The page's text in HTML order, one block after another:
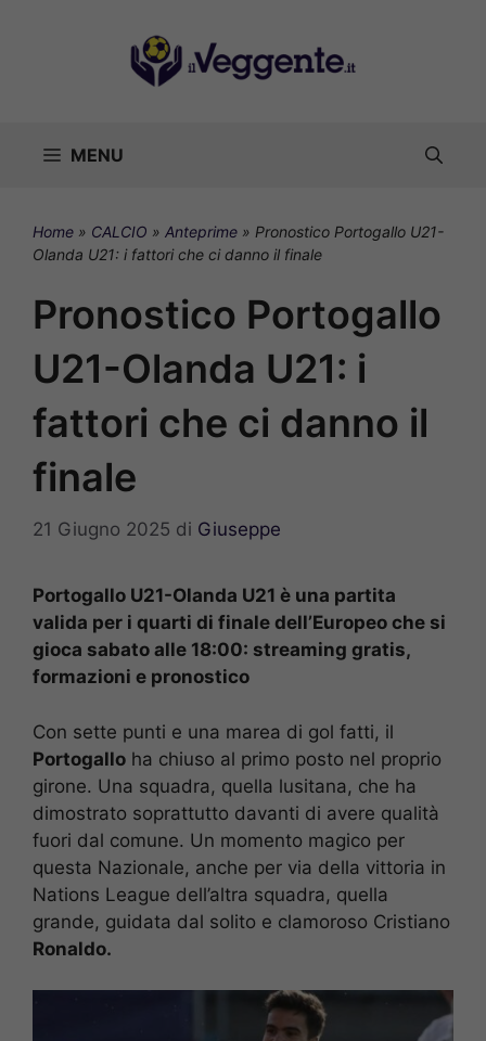
MENU
Home » CALCIO » Anteprime » Pronostico Portogallo U21-
Olanda U21: i fattori che ci danno il finale
Pronostico Portogallo
U21-Olanda U21: i
fattori che ci danno il
finale
21 Giugno 2025 di Giuseppe
Portogallo U21-Olanda U21 è una partita
valida per i quarti di finale dell’Europeo che si
gioca sabato alle 18:00: streaming gratis,
formazioni e pronostico
Con sette punti e una marea di gol fatti, il
Portogallo ha chiuso al primo posto nel proprio
girone. Una squadra, quella lusitana, che ha
dimostrato soprattutto davanti di avere qualità
fuori dal comune. Un momento magico per
questa Nazionale, anche per via della vittoria in
Nations League dell’altra squadra, quella
grande, guidata dal solito e clamoroso Cristiano
Ronaldo.